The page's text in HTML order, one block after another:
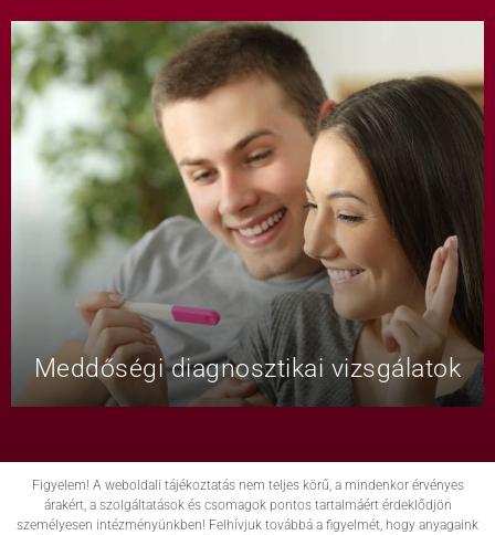
Meddőségi diagnosztikai vizsgálatok
Figyelem! A weboldali tájékoztatás nem teljes körű, a mindenkor érvényes
árakért, a szolgáltatások és csomagok pontos tartalmáért érdeklődjön
személyesen intézményünkben! Felhívjuk továbbá a figyelmét, hogy anyagaink